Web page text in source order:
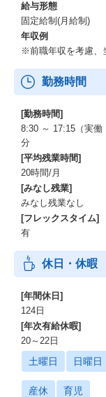
給与形態
固定給制(月給制)
年収例
※前職年収を考慮、
勤務時間
[勤務時間]
8:30 ～ 17:15（実
分
[平均残業時間]
20時間/月
[みなし残業]
みなし残業なし
[フレックスタイム]
有
休日・休暇
[年間休日]
124日
[年次有給休暇]
20～22日
土曜日 日曜日
産休 育児